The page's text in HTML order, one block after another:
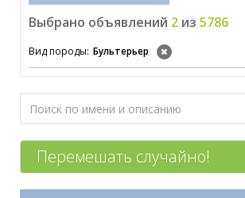
Выбрано объявлений 2 из 5786
Вид породы: Бультерьер
Перемешать случайно!